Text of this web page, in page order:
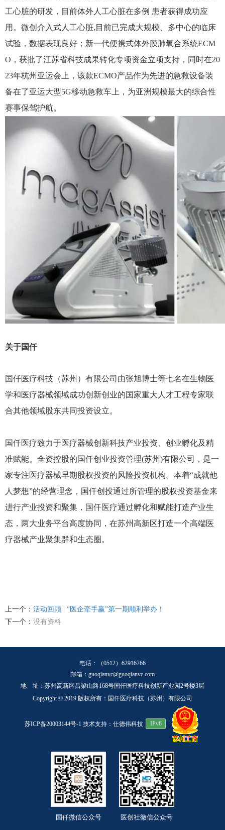
工心脏的研发，目前体外人工心脏在多例 患者获得成功应
用。微创介入式人工心脏,目前已完成大规模、多中心的临床
试验，数据表现良好；新一代便携式体外膜肺氧合系统ECM
O，获批了江苏省科技成果转化专项资金立项支持，同时在20
23年杭州亚运会上，该款ECMO产品作为先进的急救设备装
备在了亚运大型5G移动急救车上，为亚洲规模最大的综合性
赛事保驾护航。
关于国仟
国仟医疗科技（苏州）有限公司由张旭博士等七名在生物医
学和医疗器械领域成功创新创业的国家重大人才工程专家联
合其他领域股东共同投资设立。
国仟医疗致力于医疗器械创新科技产业投资、创业孵化及精
准赋能。全资控股的国仟创业投资管理(苏州)有限公司，是一
家专注医疗器械早期股权投资的风险投资机构。本着“成就他
人梦想”的经营理念，国仟创投通过所管理的股权投资基金来
进行产业投资和聚集，国仟医疗通过孵化和赋能打造产业生
态，两大业务平台高度协同，在苏州高新区打造一个高端医
疗器械产业聚集群和生态圈。
上一个： 活动回顾 | “医企牵手赢”第一期顺利举办！
下一个： 没有资料
电话：（0512）62916766
邮箱：guoqianvc@guoqianvc.com
地 址：苏州高新区吕梁山路168号国仟医疗科技创新产业园2号楼3层
Copyright © 2019 版权所有：国仟医疗科技（苏州）有限公司
苏ICP备20003144号-1 技术支持：仕德伟科技 IPv6
国仟微信公众号 医创社微信公众号